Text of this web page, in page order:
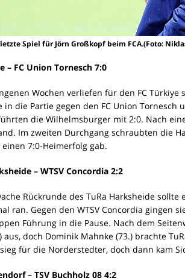
letzte Spiel für Jörn Großkopf beim FCA.(Foto:
– FC Union Tornesch 7:0
Wochen verliefen für den FC
in die Partie gegen den FC Union
die Wilhelmsburger mit 2:0. Nach
Im zweiten Durchgang schraubten die
einen 7:0-Heimerfolg gab.
– WTSV Concordia 2:2
Rückrunde des TuRa Harksheide
ran. Gegen den WTSV Concordia gingen
Führung in die Pause. Nach dem
aus, doch Dominik Mahnke (73.) brachte
für die Norderstedter, doch dann kam
– TSV Buchholz 08 4:2